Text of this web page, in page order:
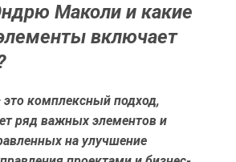
Маколи и какие
включает
комплексный подход,
ряд важных элементов и
на улучшение